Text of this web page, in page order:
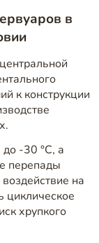
в
к конструкции
-30 °C, а
перепады
на
циклическое
хрупкого